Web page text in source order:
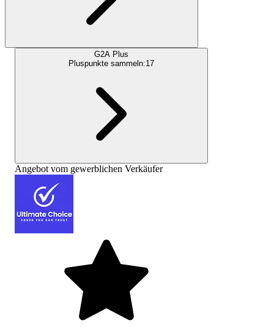
G2A Plus
Pluspunkte sammeln:17
Angebot vom gewerblichen Verkäufer